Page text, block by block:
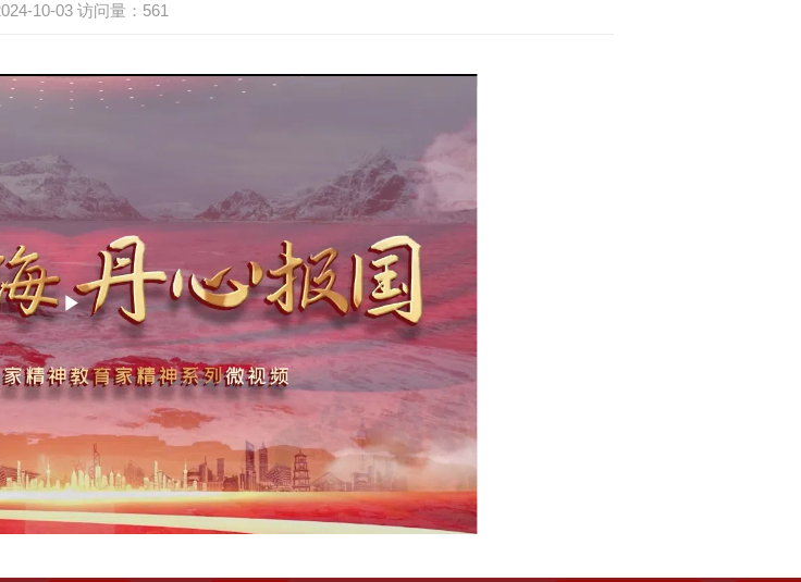
10-03 访问量： 561
Play
Video